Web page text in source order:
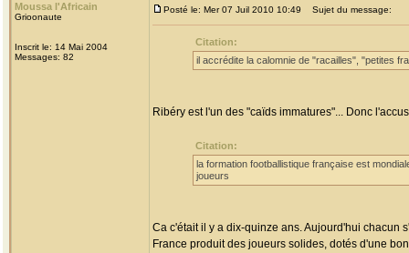
Moussa l'Africain
Grioonaute
Inscrit le: 14 Mai 2004
Messages: 82
Posté le: Mer 07 Juil 2010 10:49 Sujet du message:
Citation:
il accrédite la calomnie de "racailles", "petites
Ribéry est l'un des "caïds immatures"... Donc
Citation:
la formation footballistique française est
joueurs
Ca c'était il y a dix-quinze ans. Aujourd'hui chacun
France produit des joueurs solides, dotés d'une